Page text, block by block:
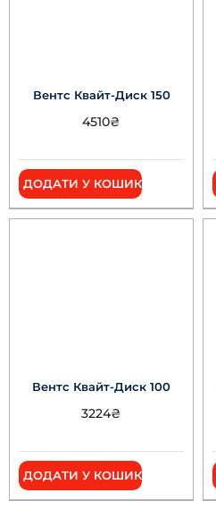
Вентс Квайт-Диск 150
4510₴
ДОДАТИ У КОШИК
Вентс Квайт-Диск 100
3224₴
ДОДАТИ У КОШИК